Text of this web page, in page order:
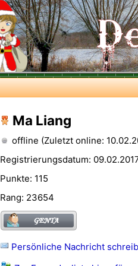
Ma Liang
offline (Zuletzt online:
Registrierungsdatum:
Punkte: 115
Rang: 23654
Persönliche Nachricht